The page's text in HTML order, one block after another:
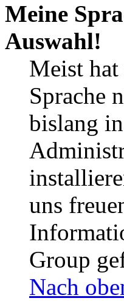
Meine
Auswahl!
Meist
Sprache
bislang
uns
Group
Nach